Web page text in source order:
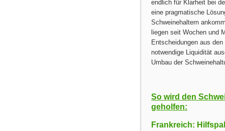
endlich für Klarheit bei
eine pragmatische
Schweinehaltern
liegen seit Wochen und
Entscheidungen aus
notwendige Liquidität
Umbau der
So wird den
geholfen:
Frankreich: